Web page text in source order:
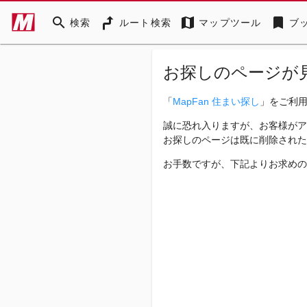
search 検索 ルート検索 map マップツール bookmark ブ
お探しのページが
「MapFan 住まい探し 」をご利
誠に恐れ入りますが、お客様が
お探しのページは既に削除され
お手数ですが、下記よりお求め